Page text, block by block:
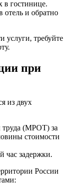
в гостинице.
отель и обратно
услуги, требуйте
при
из двух
труда (МРОТ) за
стоимости
час задержки.
России